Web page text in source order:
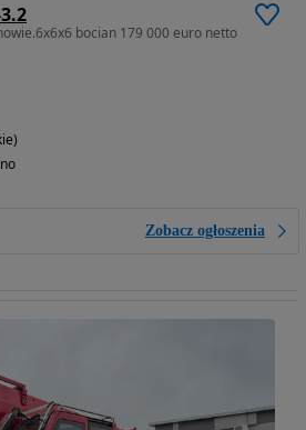
bocian 179 000 euro netto
Zobacz ogłoszenia